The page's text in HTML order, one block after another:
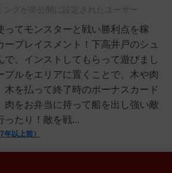
ングが非公開に設定されたユーザー
ってモンスターと戦い勝利点を稼
ープレイスメント！下高井戸のシュ
で、インストしてもらって遊びまし
プルをエリアに置くことで、木や肉
木を払って終了時のボーナスカード
肉をお弁当に持って船を出し強い敵
ったり！敵を戦...
以上前）